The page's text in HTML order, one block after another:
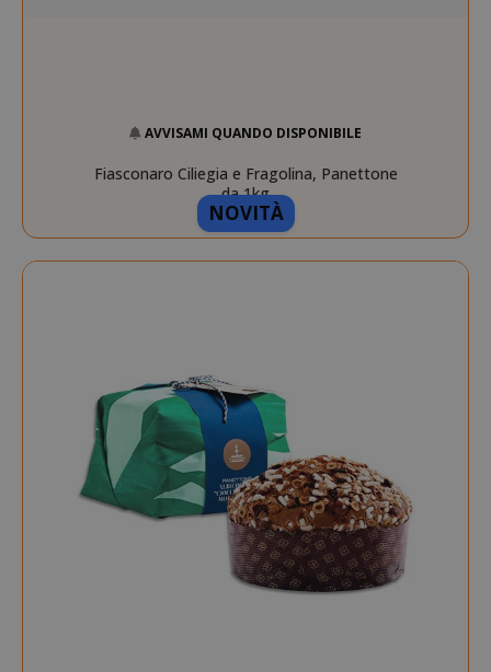
NOVITÀ
AVVISAMI QUANDO DISPONIBILE
Fiasconaro Ciliegia e Fragolina, Panettone
da 1kg